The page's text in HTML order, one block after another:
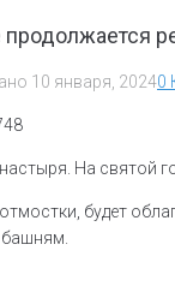
10 января, 20240
На святой
будет